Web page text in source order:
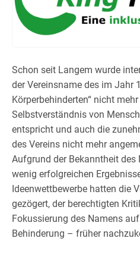
Schon seit Langem wurde
der Vereinsname des im Jahr
Körperbehinderten“ nicht
Selbstverständnis von
entspricht und auch die
des Vereins nicht mehr
Aufgrund der Bekanntheit des
wenig erfolgreichen
Ideenwettbewerbe hatten die
gezögert, der berechtigten
Fokussierung des Namens
Behinderung – früher